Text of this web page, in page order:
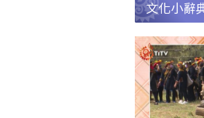
文化小辭